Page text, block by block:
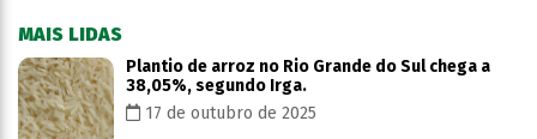
MAIS LIDAS
Plantio de arroz no Rio Grande do Sul chega a
38,05%, segundo Irga.
17 de outubro de 2025